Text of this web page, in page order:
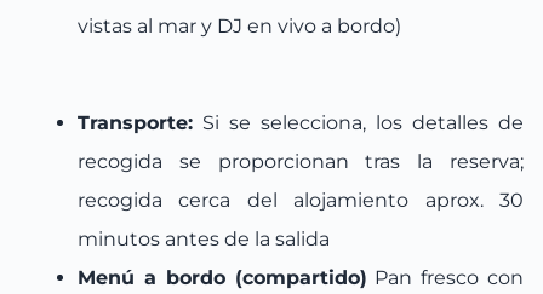
vistas al mar y DJ en vivo a bordo)
Transporte: Si se selecciona, los detalles de
recogida se proporcionan tras la reserva;
recogida cerca del alojamiento aprox. 30
minutos antes de la salida
Menú a bordo (compartido) Pan fresco con